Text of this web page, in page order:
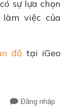
sự lựa chọn
việc của
đồ tại iGeo
Đăng nhập